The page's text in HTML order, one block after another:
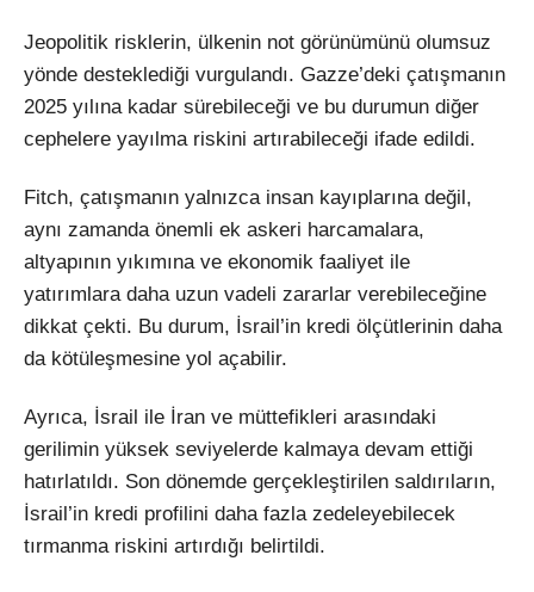
Jeopolitik risklerin, ülkenin not görünümünü olumsuz
yönde desteklediği vurgulandı. Gazze’deki çatışmanın
2025 yılına kadar sürebileceği ve bu durumun diğer
cephelere yayılma riskini artırabileceği ifade edildi.
Fitch, çatışmanın yalnızca insan kayıplarına değil,
aynı zamanda önemli ek askeri harcamalara,
altyapının yıkımına ve ekonomik faaliyet ile
yatırımlara daha uzun vadeli zararlar verebileceğine
dikkat çekti. Bu durum, İsrail’in kredi ölçütlerinin daha
da kötüleşmesine yol açabilir.
Ayrıca, İsrail ile İran ve müttefikleri arasındaki
gerilimin yüksek seviyelerde kalmaya devam ettiği
hatırlatıldı. Son dönemde gerçekleştirilen saldırıların,
İsrail’in kredi profilini daha fazla zedeleyebilecek
tırmanma riskini artırdığı belirtildi.